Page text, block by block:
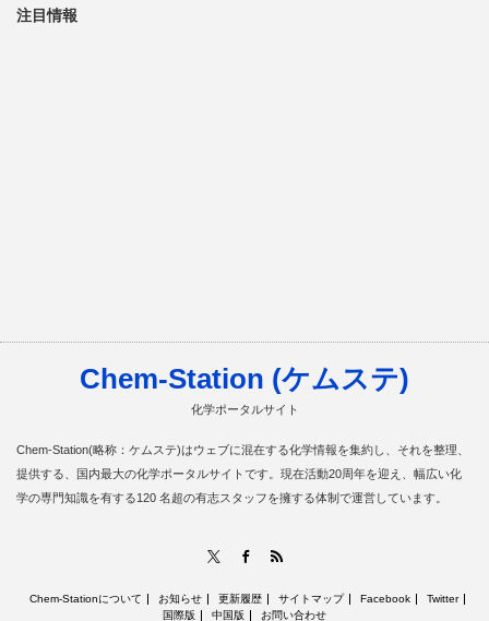
注目情報
Chem-Station (ケムステ)
化学ポータルサイト
Chem-Station(略称：ケムステ)はウェブに混在する化学情報を集約し、それを整理、
提供する、国内最大の化学ポータルサイトです。現在活動20周年を迎え、幅広い化
学の専門知識を有する120 名超の有志スタッフを擁する体制で運営しています。
Facebook
Chem-Stationについて お知らせ 更新履歴 サイトマップ Facebook
Twitter
国際版
中国版 お問い合わせ